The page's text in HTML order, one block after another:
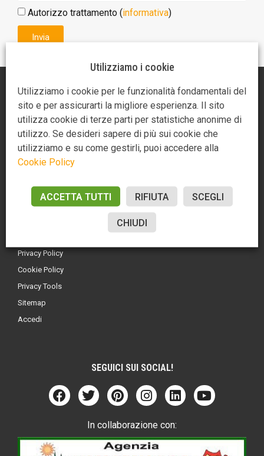
Autorizzo trattamento (informativa)
Invia
AGENZIA AR CASA
Piazza Giotto 3
52100 Arezzo
0575370721
3275349859
Privacy Policy
Cookie Policy
Privacy Tools
Sitemap
Accedi
SEGUICI SUI SOCIAL!
In collaborazione con:
Utilizziamo i cookie
Utilizziamo i cookie per le funzionalità fondamentali del
sito e per assicurarti la migliore esperienza. Il sito
utilizza cookie di terze parti per statistiche anonime di
utilizzo. Se desideri sapere di più sui cookie che
utilizziamo e su come gestirli, puoi accedere alla
Cookie Policy
ACCETTA TUTTI RIFIUTA SCEGLI
CHIUDI